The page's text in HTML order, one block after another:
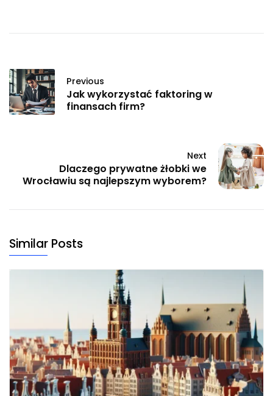
Previous
Jak wykorzystać faktoring w
finansach firm?
Next
Dlaczego prywatne żłobki we
Wrocławiu są najlepszym wyborem?
Similar Posts